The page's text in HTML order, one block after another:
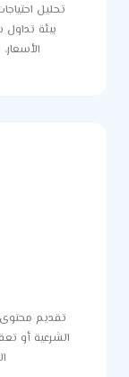
تحليل
بيئة
تقديم محتوى
الشرعية أو